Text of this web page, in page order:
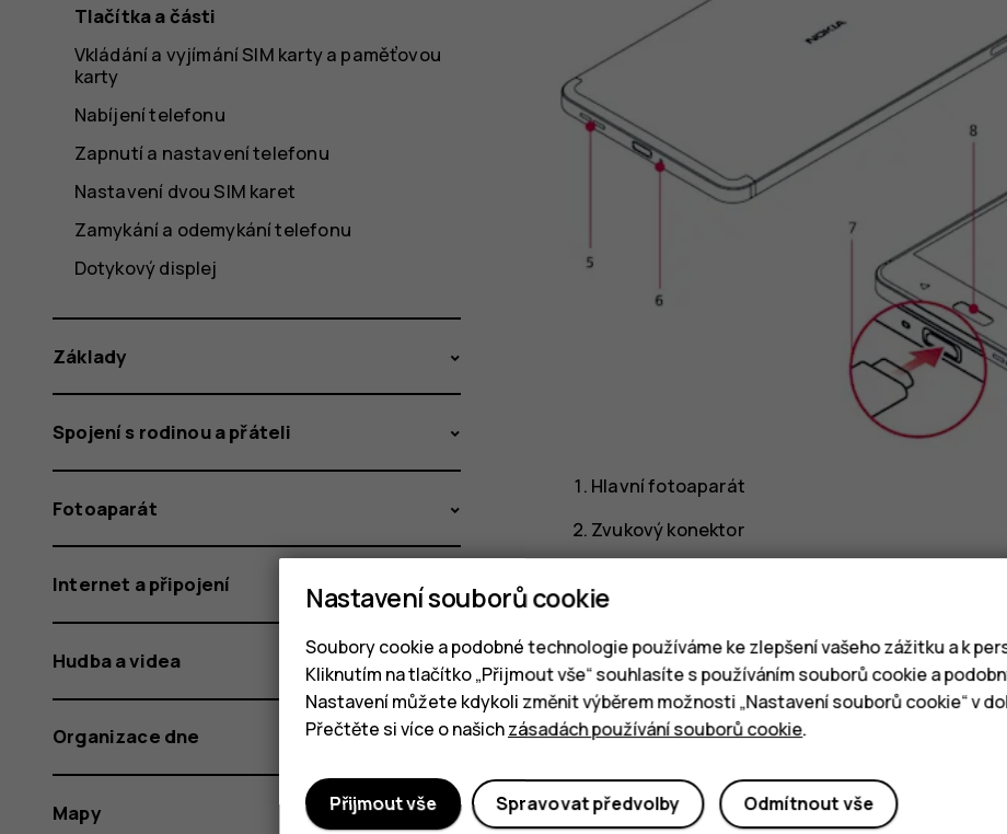
Hlavní fotoaparát
Zvukový konektor
Reproduktor
Mikrofon
Plocha
Tlačítka a části
Vkládání a vyjímání SIM karty a paměťovou
karty
Nabíjení telefonu
Zapnutí a nastavení telefonu
Nastavení dvou SIM karet
Zamykání a odemykání telefonu
Dotykový displej
Základy
Spojení s rodinou a přáteli
Fotoaparát
Internet a připojení
Hudba a videa
Organizace dne
Mapy
Nastavení souborů cookie
Soubory cookie a podobné technologie používáme ke zlepšení vašeho zážitku a k
Kliknutím na tlačítko „Přijmout vše“ souhlasíte s používáním souborů cookie a
Nastavení můžete kdykoli změnit výběrem možnosti „Nastavení souborů cookie“ v
Přečtěte si více o našichzásadách používání souborů cookie.
Odmítnout vše
Spravovat předvolby
Přijmout vše